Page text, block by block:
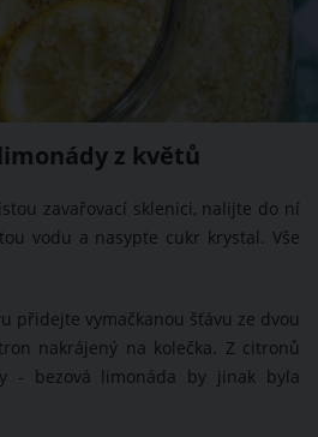
z květů
zavařovací sklenici, nalijte do ní
vodu a nasypte cukr krystal. Vše
přidejte vymačkanou šťávu ze dvou
nakrájený na kolečka. Z citronů
- bezová limonáda by jinak byla